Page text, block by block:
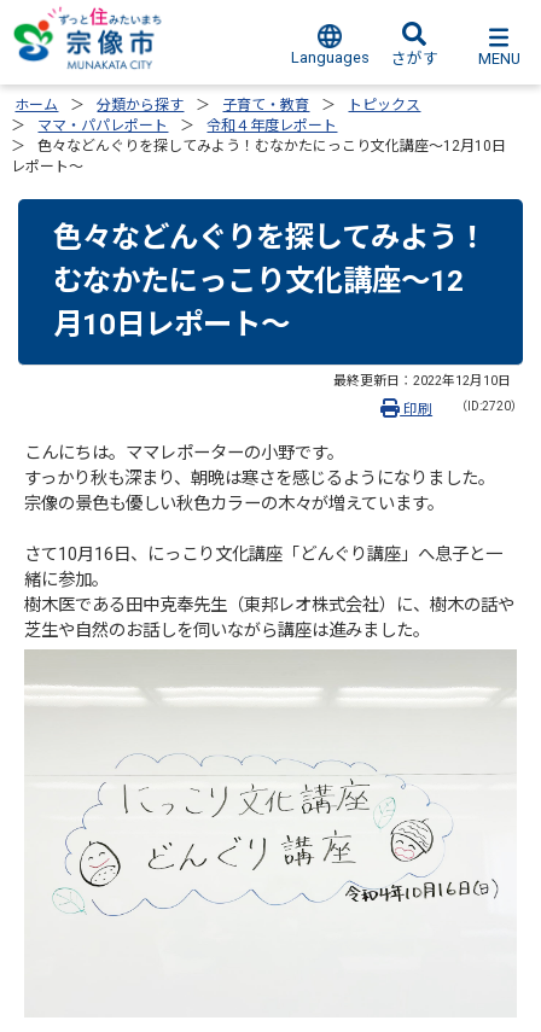
Languages さがす MENU
ホーム 分類から探す 子育て・教育
トピックス
ママ・パパレポート
令和４年度レポート
色々などんぐりを探してみよう！むなかたにっこり文化講座～12月10日
レポート～
色々などんぐりを探してみよう！
むなかたにっこり文化講座～12
月10日レポート～
最終更新日： 2022年12月10日
（ID:2720）
印刷
こんにちは。ママレポーターの小野です。
すっかり秋も深まり、朝晩は寒さを感じるようになりました。
宗像の景色も優しい秋色カラーの木々が増えています。
さて10月16日、にっこり文化講座「どんぐり講座」へ息子と一
緒に参加。
樹木医である田中克奉先生（東邦レオ株式会社）に、樹木の話や
芝生や自然のお話しを伺いながら講座は進みました。